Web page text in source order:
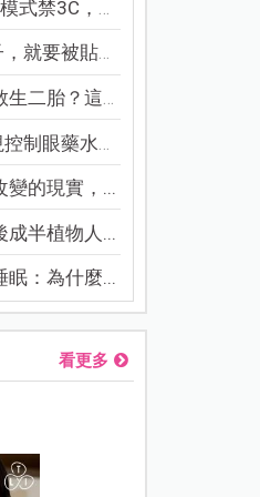
禁3C，看...
要被貼「...
二胎？這8...
眼藥水納...
變的現實，...
成半植物人...
眠：為什麼...
看更多